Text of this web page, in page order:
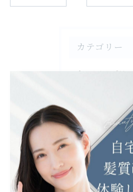
カテゴリー
全てのカテゴリー
縮毛矯正
トリートメント
髪質改善